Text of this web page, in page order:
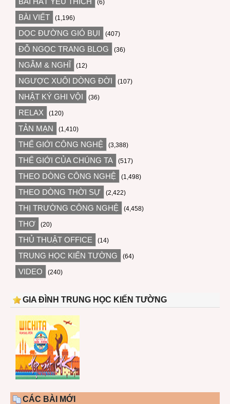
(6)
BÀI VIẾT (1,196)
DỌC ĐƯỜNG GIÓ BỤI (407)
ĐỖ NGỌC TRANG BLOG (36)
NGẪM & NGHĨ (12)
NGƯỢC XUÔI DÒNG ĐỜI (107)
NHẬT KÝ GHI VỘI (36)
RELAX (120)
TẢN MẠN (1,410)
THẾ GIỚI CÔNG NGHỆ (3,388)
THẾ GIỚI CỦA CHÚNG TA (517)
THEO DÒNG CÔNG NGHỆ (1,498)
THEO DÒNG THỜI SỰ (2,422)
THỊ TRƯỜNG CÔNG NGHỆ (4,458)
THƠ (20)
THỦ THUẬT OFFICE (14)
TRUNG HỌC KIẾN TƯỜNG (64)
VIDEO (240)
GIA ĐÌNH TRUNG HỌC KIẾN TƯỜNG
CÁC BÀI MỚI